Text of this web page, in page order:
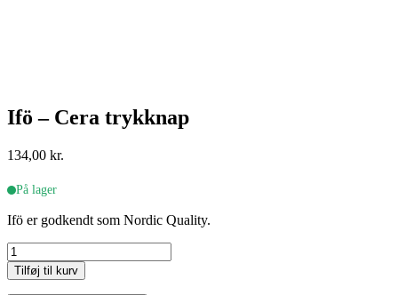
Ifö – Cera trykknap
134,00 kr.
På lager
Ifö er godkendt som Nordic Quality.
Ifö
-
Cera
Tilføj til kurv